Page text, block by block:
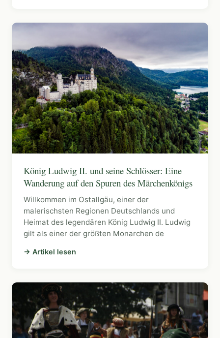
König Ludwig II. und seine Schlösser: Eine
Wanderung auf den Spuren des Märchenkönigs
Willkommen im Ostallgäu, einer der
malerischsten Regionen Deutschlands und
Heimat des legendären König Ludwig II. Ludwig
gilt als einer der größten Monarchen de
→ Artikel lesen